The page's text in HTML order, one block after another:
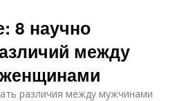
8 научно
между
различия между мужчинами